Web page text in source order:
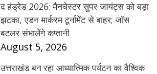
द हंड्रेड 2026: मैनचेस्टर सुपर जायंट्स को बड़ा
झटका, एडन मार्करम टूर्नामेंट से बाहर; जॉस
बटलर संभालेंगे कप्तानी
August 5, 2026
उत्तराखंड बन रहा आध्यात्मिक पर्यटन का वैश्विक